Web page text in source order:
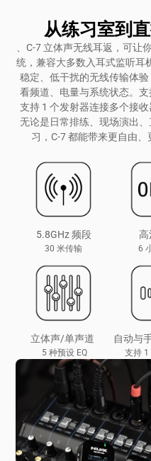
从练习室到
、C-7 立体声无线耳返，可让
统，兼容大多数入耳式监听耳
稳定、低干扰的无线传输体
看频道、电量与系统状态。
支持 1 个发射器连接多个接
无论是日常排练、现场演出
习，C-7 都能带来更自由、
5.8GHz 频段
30 米传输
高
6
立体声/单声道
5 种预设 EQ
自动与
支持 1